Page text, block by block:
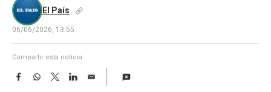
El País
06/06/2026, 13:55
Compartir esta noticia
F
W
T
w
L
E